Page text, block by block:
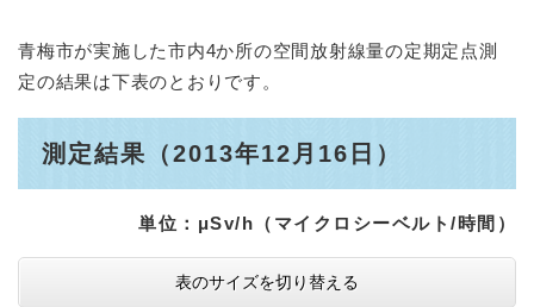
青梅市が実施した市内4か所の空間放射線量の定期定点測
定の結果は下表のとおりです。
測定結果（2013年12月16日）
単位：μSv/h（マイクロシーベルト/時間）
表のサイズを切り替える